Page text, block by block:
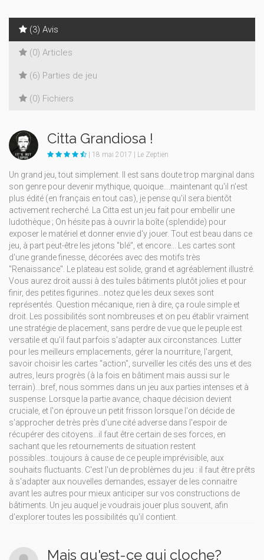
(3) Avis
(0) Articles
(6) Parties de jeu
(0) Fichiers
Citta Grandiosa !
| 18 mai 2017 | Le Zeptien
Un grand jeu, tout simplement. Il est sans doute trop marginal dans
son genre pour devenir mythique, quoique....maintenant qu'il n'est
plus édité (en français en tout cas), je pense qu'il sera bientôt
activement recherché. La Citta est un jeu fait pour embellir une
ludothèque ; On hésite pas à ouvrir la boîte (splendide) pour
exposer le matériel et donner envie d'y jouer. Tout est beau dans ce
jeu, à part peut-être les jetons "blé", et encore... Les cartes sont
d'une grande finesse, décorées avec des motifs très
"Renaissance". Le plateau est solide, grand et agréablement illustré.
Vous aurez droit aussi à des tuiles bâtiments plutôt jolies et pour
finir, des petites figurines...notez que les deux sexes sont
représentés. Question mécanique, rien à dire, ça roule simple et
droit. Les possibilités sont nombreuses et on peu établir vraiment
une stratégie de placement, sans perdre de vue que le peuple est
versatile et qu'il faut parfois s'adapter aux circonstances. Lutter
pour les meilleurs emplacements, gérer la nourriture, l'argent,
savoir choisir les cartes "action", surveiller les cités des uns et des
autres, leurs progrès (à la fois en bâtiment mais aussi sur le
terrain)...bref, nous sommes dans un jeu aux parties intenses et à
suspense. Lorsque la partie avance, chaque décision devient
cruciale, et l'on éprouve un petit frisson lorsque l'on décide de
s'approcher de très près d'une cité adverse dans l'espoir de
récupérer des citoyens...il faut être certain de ses forces, en
sachant que les retournements de situation restent
possibles...toujours à cause de ce peuple imprévisible, aux
souhaits fluctuants. C'est l'un de problèmes du jeu : il faut être prêts
à s'adapter aux nouvelles demandes, essayer de les connaitre
avant les autres pour mieux anticiper sur vos constructions de
bâtiments. Un jeu auquel je voudrais jouer plus souvent, afin
d'explorer toutes les possibilités qu'il contient.
Mais qu'est-ce qui cloche?